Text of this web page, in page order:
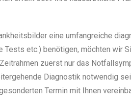
eine umfangreiche
Tests etc.) benötigen, möchten wir
zuerst nur das
Diagnostik notwendig
Termin mit Ihnen